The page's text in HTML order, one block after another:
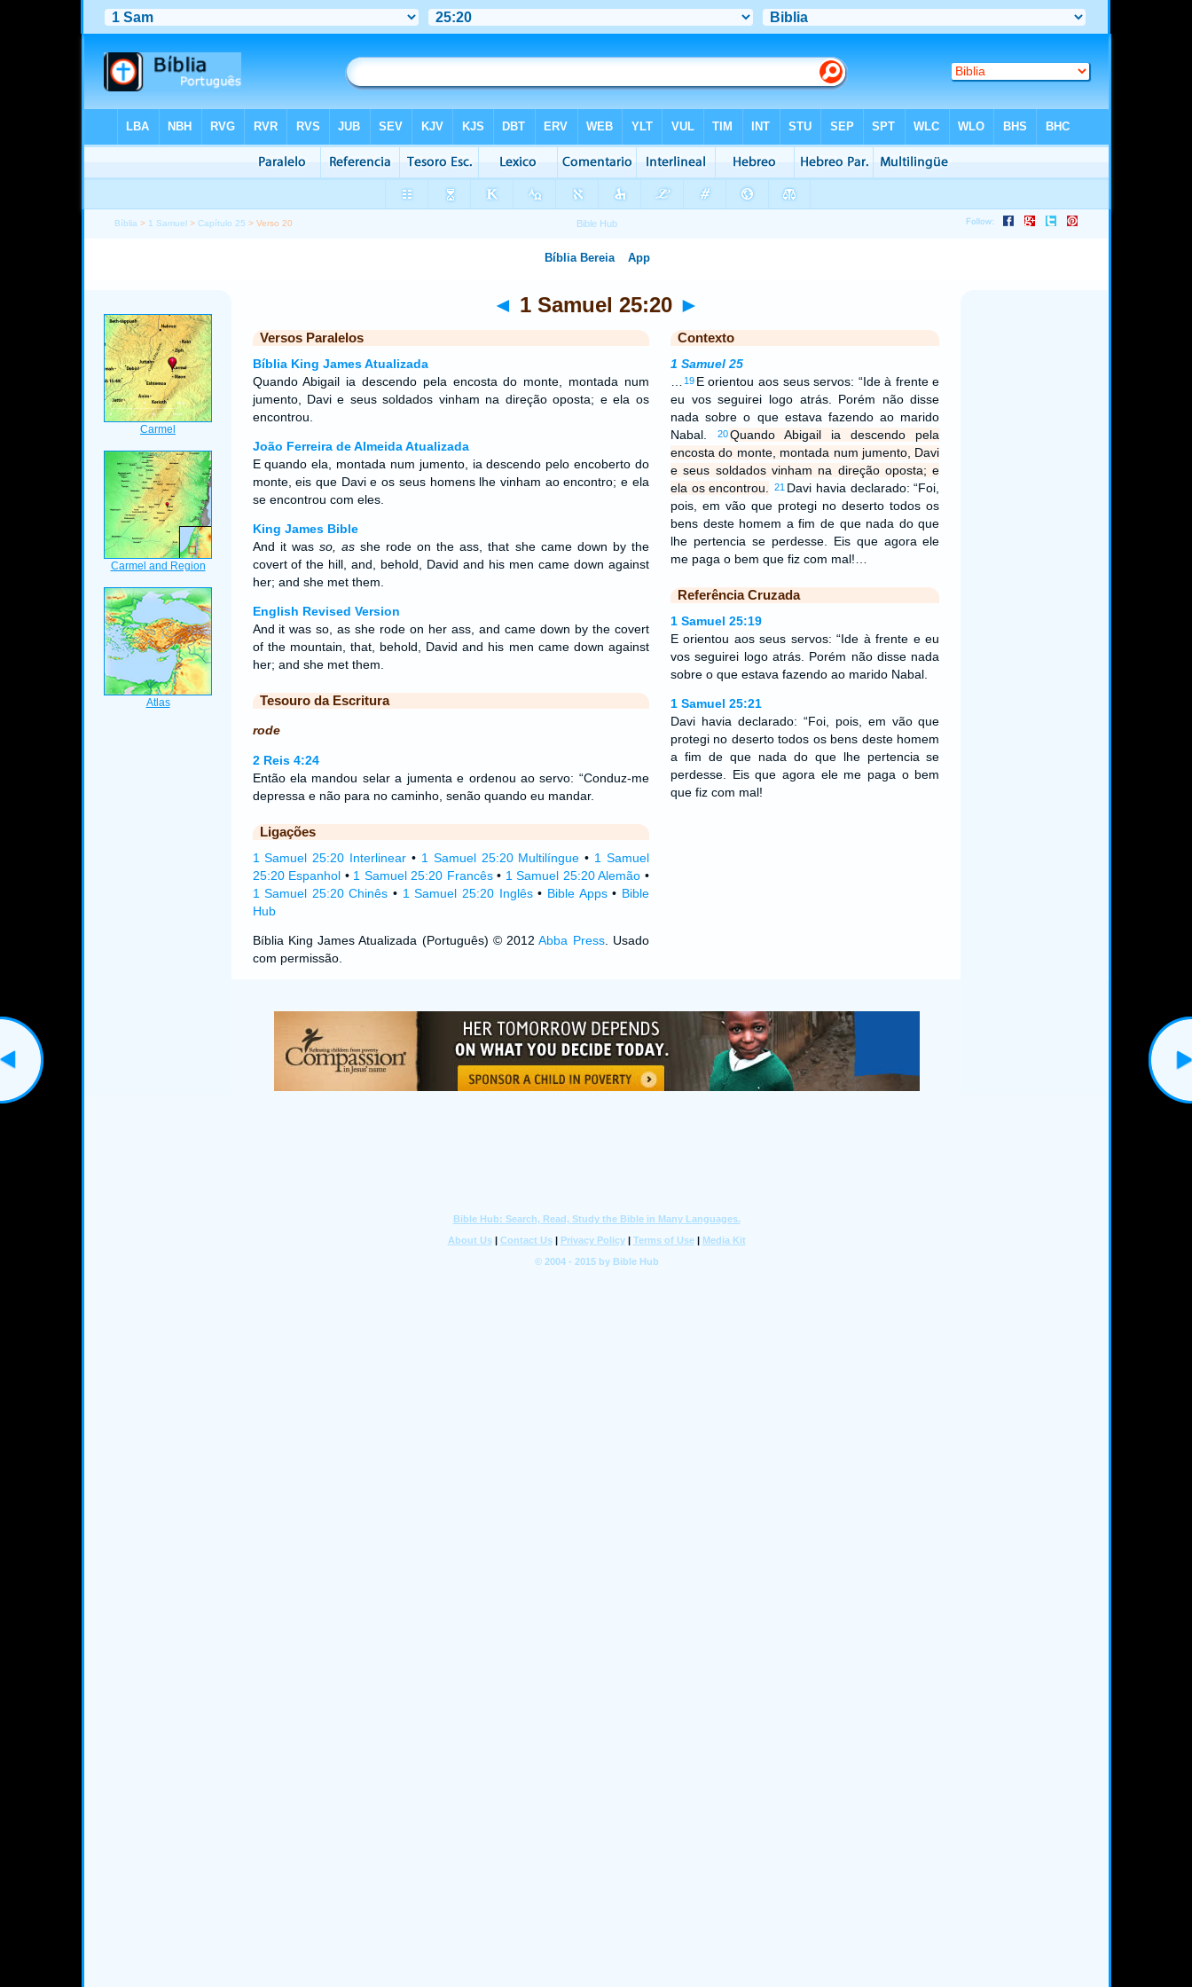
Bíblia > 1 Samuel >Capítulo 25 > Verso 20
◄ 1 Samuel 25:20 ►
Versos Paralelos
Bíblia King James Atualizada
Quando Abigail ia descendo pela encosta do monte, montada num
jumento, Davi e seus soldados vinham na direção oposta; e ela os
encontrou.
João Ferreira de Almeida Atualizada
E quando ela, montada num jumento, ia descendo pelo encoberto do
monte, eis que Davi e os seus homens lhe vinham ao encontro; e ela
se encontrou com eles.
King James Bible
And it was so, asshe rode on the ass, that she came down by the
covert of the hill, and, behold, David and his men came down against
her; and she met them.
English Revised Version
And it was so, as she rode on her ass, and came down by the covert
of the mountain, that, behold, David and his men came down against
her; and she met them.
Tesouro da Escritura
rode
2 Reis 4:24
Então ela mandou selar a jumenta e ordenou ao servo: “Conduz-me
depressa e não para no caminho, senão quando eu mandar.
Ligações
1 Samuel 25:20 Interlinear • 1 Samuel 25:20 Multilíngue • 1 Samuel
25:20 Espanhol • 1 Samuel 25:20 Francês• 1 Samuel 25:20 Alemão •
1 Samuel 25:20 Chinês • 1 Samuel 25:20 Inglês• Bible Apps• Bible
Hub
Bíblia King James Atualizada (Português) © 2012Abba Press. Usado
com permissão.
Contexto
1 Samuel 25
19 E orientou aos seus servos: “Ide à frente e
eu vos seguirei logo atrás. Porém não disse
nada sobre o que estava fazendo ao marido
Nabal.
20Quando Abigail ia descendo pela
encosta do monte, montada num jumento, Davi
e seus soldados vinham na direção oposta; e
ela os encontrou.
21 Davi havia declarado: “Foi,
pois, em vão que protegi no deserto todos os
bens deste homem a fim de que nada do que
lhe pertencia se perdesse. Eis que agora ele
me paga o bem que fiz com mal!…
Referência Cruzada
1 Samuel 25:19
E orientou aos seus servos: “Ide à frente e eu
vos seguirei logo atrás. Porém não disse nada
sobre o que estava fazendo ao marido Nabal.
1 Samuel 25:21
Davi havia declarado: “Foi, pois, em vão que
protegi no deserto todos os bens deste homem
a fim de que nada do que lhe pertencia se
perdesse. Eis que agora ele me paga o bem
que fiz com mal!